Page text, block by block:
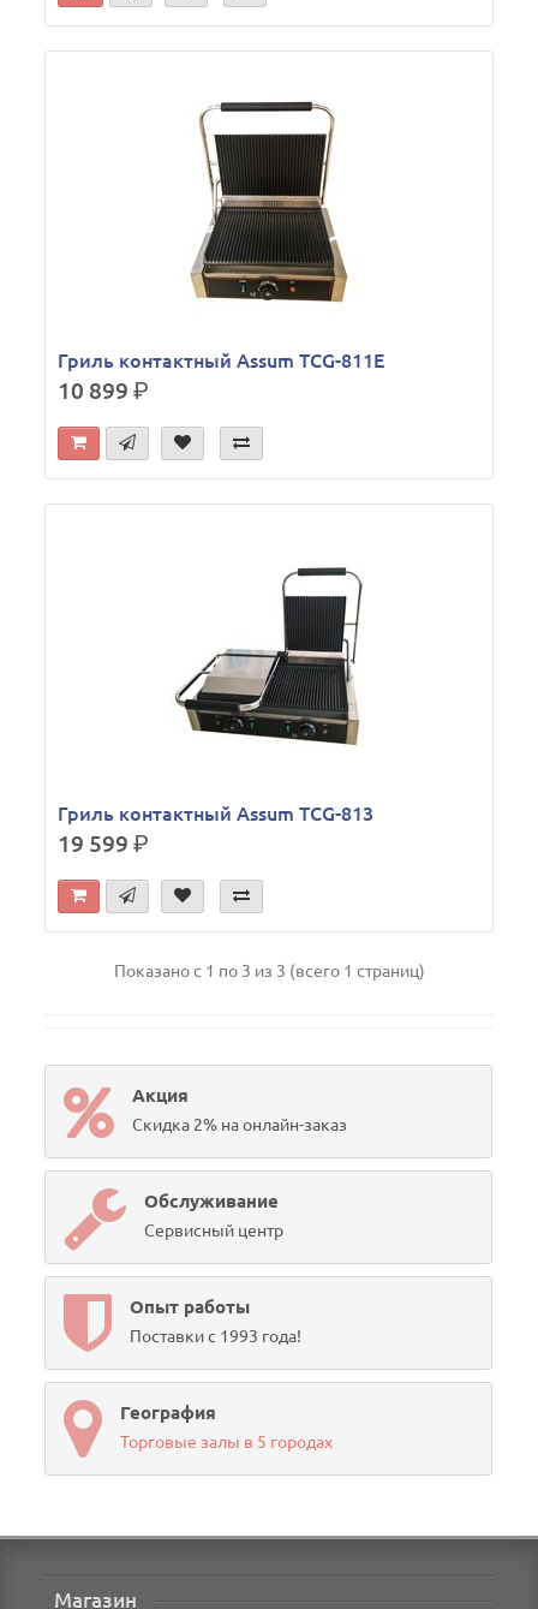
Гриль контактный Assum TCG-811E
10 899р.
Гриль контактный Assum TCG-813
19 599р.
Показано с 1 по 3 из 3 (всего 1 страниц)
Акция
Скидка 2% на онлайн-заказ
Обслуживание
Сервисный центр
Опыт работы
Поставки с 1993 года!
География
Торговые залы в 5 городах
Магазин